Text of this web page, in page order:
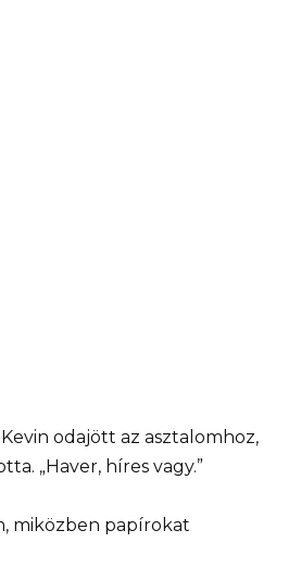
odajött az asztalomhoz,
„Haver, híres vagy.”
miközben papírokat